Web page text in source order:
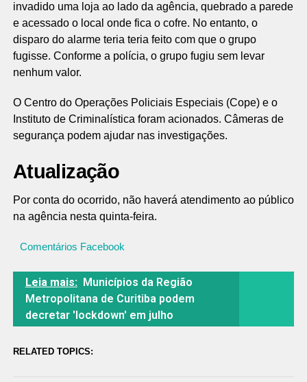
invadido uma loja ao lado da agência, quebrado a parede
e acessado o local onde fica o cofre. No entanto, o
disparo do alarme teria teria feito com que o grupo
fugisse. Conforme a polícia, o grupo fugiu sem levar
nenhum valor.
O Centro do Operações Policiais Especiais (Cope) e o
Instituto de Criminalística foram acionados. Câmeras de
segurança podem ajudar nas investigações.
Atualização
Por conta do ocorrido, não haverá atendimento ao público
na agência nesta quinta-feira.
Comentários Facebook
Leia mais: Municípios da Região
Metropolitana de Curitiba podem
decretar 'lockdown' em julho
RELATED TOPICS: